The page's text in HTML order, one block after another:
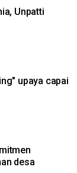
Unpatti
upaya capai
desa